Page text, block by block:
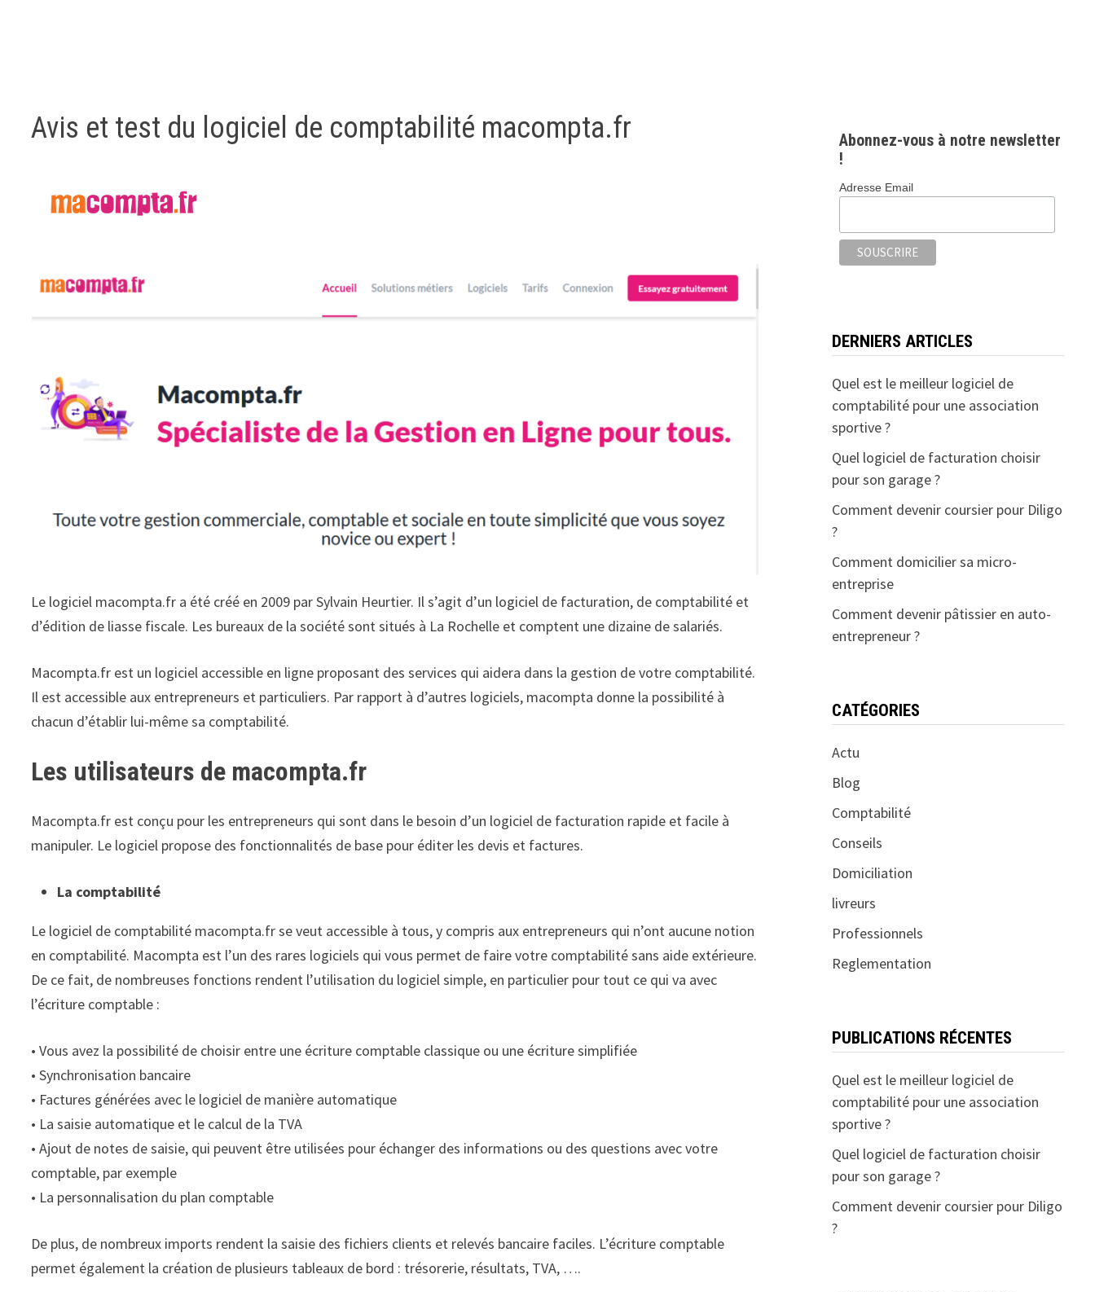
Avis et test du logiciel de comptabilité macompta.fr
Le logiciel macompta.fr a été créé en 2009 par Sylvain Heurtier. Il s’agit d’un logiciel de facturation, de comptabilité et
d’édition de liasse fiscale. Les bureaux de la société sont situés à La Rochelle et comptent une dizaine de salariés.
Macompta.fr est un logiciel accessible en ligne proposant des services qui aidera dans la gestion de votre comptabilité.
Il est accessible aux entrepreneurs et particuliers. Par rapport à d’autres logiciels, macompta donne la possibilité à
chacun d’établir lui-même sa comptabilité.
Les utilisateurs de macompta.fr
Macompta.fr est conçu pour les entrepreneurs qui sont dans le besoin d’un logiciel de facturation rapide et facile à
manipuler. Le logiciel propose des fonctionnalités de base pour éditer les devis et factures.
La comptabilité
Le logiciel de comptabilité macompta.fr se veut accessible à tous, y compris aux entrepreneurs qui n’ont aucune notion
en comptabilité. Macompta est l’un des rares logiciels qui vous permet de faire votre comptabilité sans aide extérieure.
De ce fait, de nombreuses fonctions rendent l’utilisation du logiciel simple, en particulier pour tout ce qui va avec
l’écriture comptable :
• Vous avez la possibilité de choisir entre une écriture comptable classique ou une écriture simplifiée
• Synchronisation bancaire
• Factures générées avec le logiciel de manière automatique
• La saisie automatique et le calcul de la TVA
• Ajout de notes de saisie, qui peuvent être utilisées pour échanger des informations ou des questions avec votre
comptable, par exemple
• La personnalisation du plan comptable
De plus, de nombreux imports rendent la saisie des fichiers clients et relevés bancaire faciles. L’écriture comptable
permet également la création de plusieurs tableaux de bord : trésorerie, résultats, TVA, ….
Abonnez-vous à notre newsletter
!
Adresse Email
DERNIERS ARTICLES
Quel est le meilleur logiciel de
comptabilité pour une association
sportive ?
Quel logiciel de facturation choisir
pour son garage ?
Comment devenir coursier pour Diligo
?
Comment domicilier sa micro-
entreprise
Comment devenir pâtissier en auto-
entrepreneur ?
CATÉGORIES
Actu
Blog
Comptabilité
Conseils
Domiciliation
livreurs
Professionnels
Reglementation
PUBLICATIONS RÉCENTES
Quel est le meilleur logiciel de
comptabilité pour une association
sportive ?
Quel logiciel de facturation choisir
pour son garage ?
Comment devenir coursier pour Diligo
?